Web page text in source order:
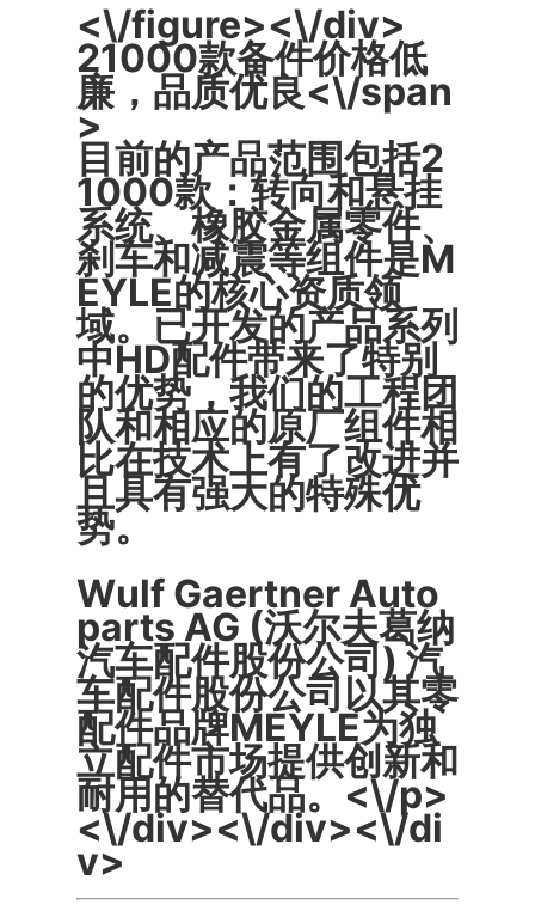
<\/figure><\/div>
21000款备件价格低
廉，品质优良<\/span
>
目前的产品范围包括2
1000款：转向和悬挂
系统、橡胶金属零件、
刹车和减震等组件是M
EYLE的核心资质领
域。已开发的产品系列
中HD配件带来了特别
的优势，我们的工程团
队和相应的原厂组件相
比在技术上有了改进并
且具有强大的特殊优
势。
Wulf Gaertner Auto
parts AG (沃尔夫葛纳
汽车配件股份公司) 汽
车配件股份公司以其零
配件品牌MEYLE为独
立配件市场提供创新和
耐用的替代品。<\/p>
<\/div><\/div><\/di
v>